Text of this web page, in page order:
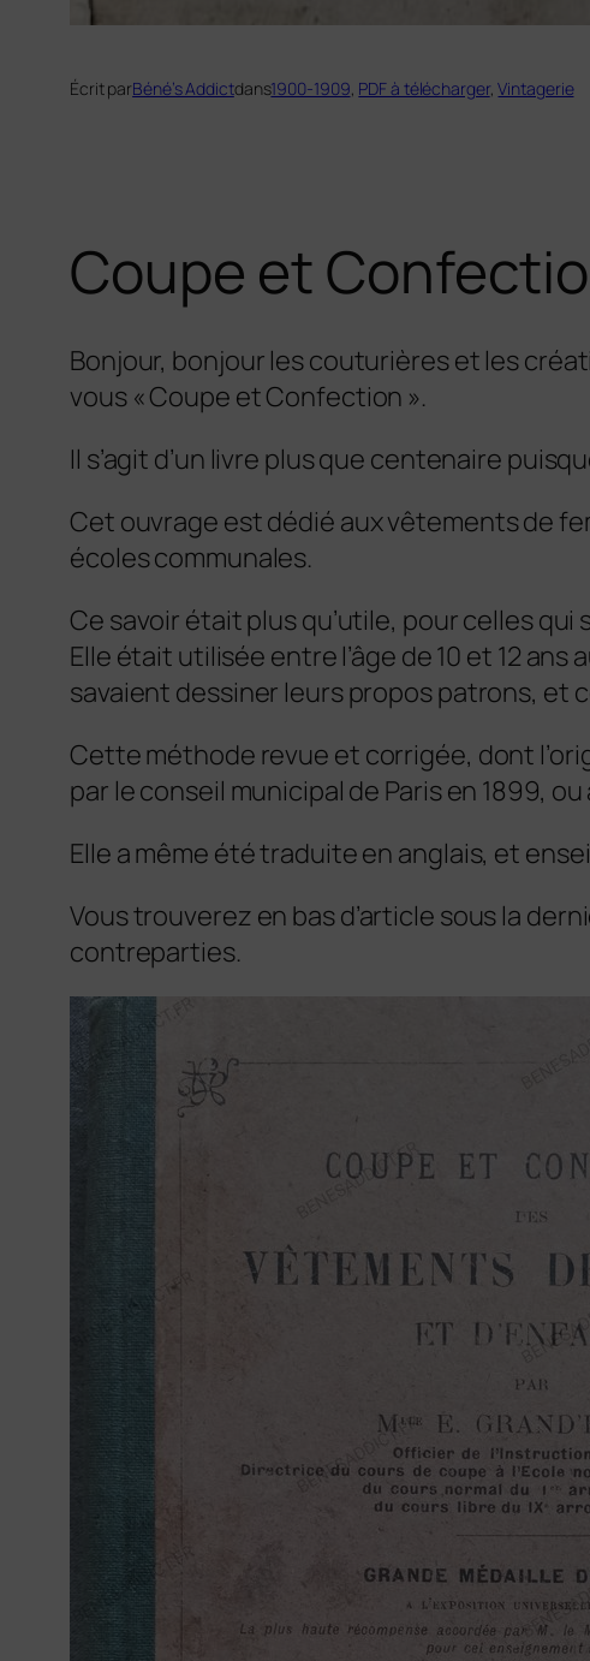
Écrit parBéné’s Addictdans1900-1909, PDF à télécharger, Vintagerie
Coupe et
Bonjour, bonjour les couturières et les
vous « Coupe et Confection ».
Il s’agit d’un livre plus que centenaire
Cet ouvrage est dédié aux vêtements de
écoles communales.
Ce savoir était plus qu’utile, pour celles
Elle était utilisée entre l’âge de 10 et 12
savaient dessiner leurs propos patrons, et
Cette méthode revue et corrigée, dont
par le conseil municipal de Paris en 1899,
Elle a même été traduite en anglais, et
Vous trouverez en bas d’article sous la
contreparties.